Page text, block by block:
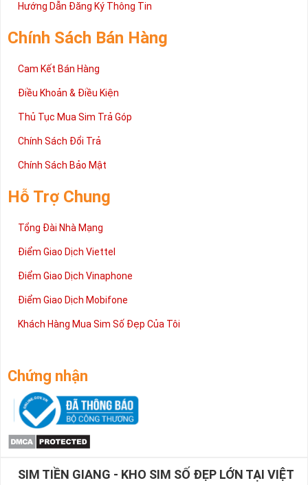
2 đang được rất nhiều khách hàng tin tưởng lựa chọn trên thị
cấp trong bài viết này sẽ giúp bạn hiểu rõ ý nghĩa và các bước đặt
mua sim số tại Sim Tiền Giang nhanh chóng nhất.
Chúc quý khách tìm được chiếc sim Tứ quý 2 như ý!
Hướng Dẫn Đăng Ký Thông Tin
Chính Sách Bán Hàng
Cam Kết Bán Hàng
Điều Khoản & Điều Kiện
Thủ Tục Mua Sim Trả Góp
Chính Sách Đổi Trả
Chính Sách Bảo Mật
Hỗ Trợ Chung
Tổng Đài Nhà Mạng
Điểm Giao Dịch Viettel
Điểm Giao Dịch Vinaphone
Điểm Giao Dịch Mobifone
Khách Hàng Mua Sim Số Đẹp Của Tôi
Chứng nhận
SIM TIỀN GIANG - KHO SIM SỐ ĐẸP LỚN TẠI VIỆT